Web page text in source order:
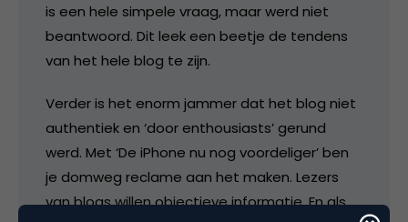
is een hele simpele vraag, maar werd niet
beantwoord. Dit leek een beetje de tendens
van het hele blog te zijn.
Verder is het enorm jammer dat het blog niet
authentiek en ‘door enthousiasts’ gerund
werd. Met ‘De iPhone nu nog voordeliger’ ben
je domweg reclame aan het maken. Lezers
van blogs willen objectieve informatie. En als